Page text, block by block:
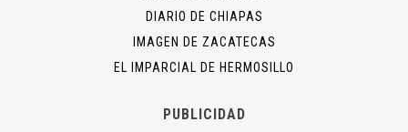
DIARIO DE CHIAPAS
IMAGEN DE ZACATECAS
EL IMPARCIAL DE HERMOSILLO
PUBLICIDAD